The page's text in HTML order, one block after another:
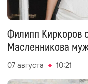
Филипп Киркоров
Масленникова
07 августа 10:21